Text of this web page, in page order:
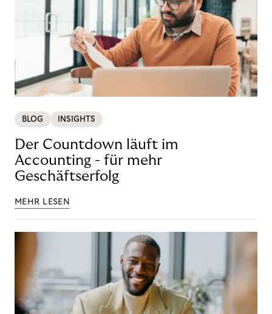
BLOG INSIGHTS
Der Countdown läuft im
Accounting - für mehr
Geschäftserfolg
MEHR LESEN